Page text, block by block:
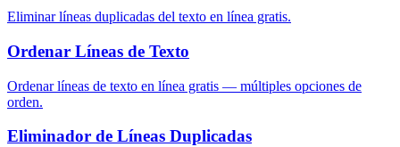
Eliminar líneas duplicadas del texto en línea gratis.
Ordenar Líneas de Texto
Ordenar líneas de texto en línea gratis — múltiples opciones de
orden.
Eliminador de Líneas Duplicadas